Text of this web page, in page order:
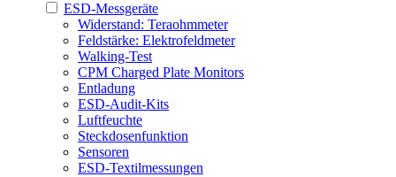
ESD-Messgeräte
Widerstand: Teraohmmeter
Feldstärke: Elektrofeldmeter
Walking-Test
CPM Charged Plate Monitors
Entladung
ESD-Audit-Kits
Luftfeuchte
Steckdosenfunktion
Sensoren
ESD-Textilmessungen